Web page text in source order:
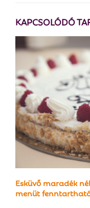
KAPCSOLÓDÓ
Esküvő maradék
menüt